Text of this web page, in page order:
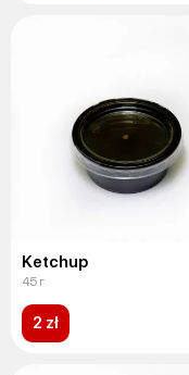
Ketchup
45 г
2 zł